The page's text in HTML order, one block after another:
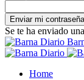
Se te ha enviado
Home